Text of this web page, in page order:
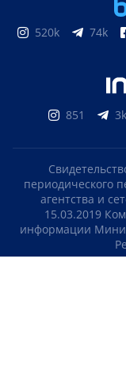
520k 74k
851 3k
периодического
агентства и
15.03.2019
информации